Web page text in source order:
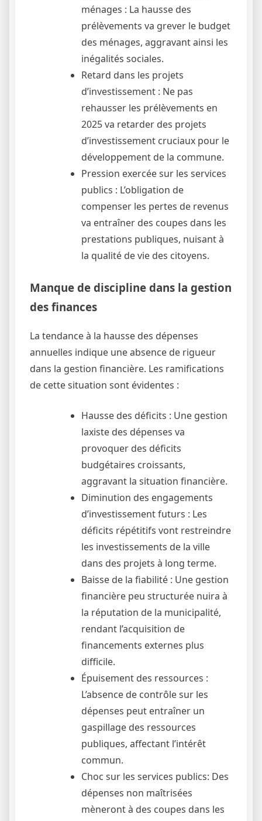
ménages : La hausse des
prélèvements va grever le budget
des ménages, aggravant ainsi les
inégalités sociales.
Retard dans les projets
d’investissement : Ne pas
rehausser les prélèvements en
2025 va retarder des projets
d’investissement cruciaux pour le
développement de la commune.
Pression exercée sur les services
publics : L’obligation de
compenser les pertes de revenus
va entraîner des coupes dans les
prestations publiques, nuisant à
la qualité de vie des citoyens.
Manque de discipline dans la gestion
des finances
La tendance à la hausse des dépenses
annuelles indique une absence de rigueur
dans la gestion financière. Les ramifications
de cette situation sont évidentes :
Hausse des déficits : Une gestion
laxiste des dépenses va
provoquer des déficits
budgétaires croissants,
aggravant la situation financière.
Diminution des engagements
d’investissement futurs : Les
déficits répétitifs vont restreindre
les investissements de la ville
dans des projets à long terme.
Baisse de la fiabilité : Une gestion
financière peu structurée nuira à
la réputation de la municipalité,
rendant l’acquisition de
financements externes plus
difficile.
Épuisement des ressources :
L’absence de contrôle sur les
dépenses peut entraîner un
gaspillage des ressources
publiques, affectant l’intérêt
commun.
Choc sur les services publics: Des
dépenses non maîtrisées
mèneront à des coupes dans les